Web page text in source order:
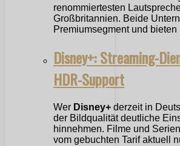
renommiertesten
Großbritannien. Beide
Premiumsegment und
Disney+: Streaming-
HDR-Support
Wer Disney+ derzeit in
der Bildqualität deutliche
hinnehmen. Filme und
vom gebuchten Tarif aktuell